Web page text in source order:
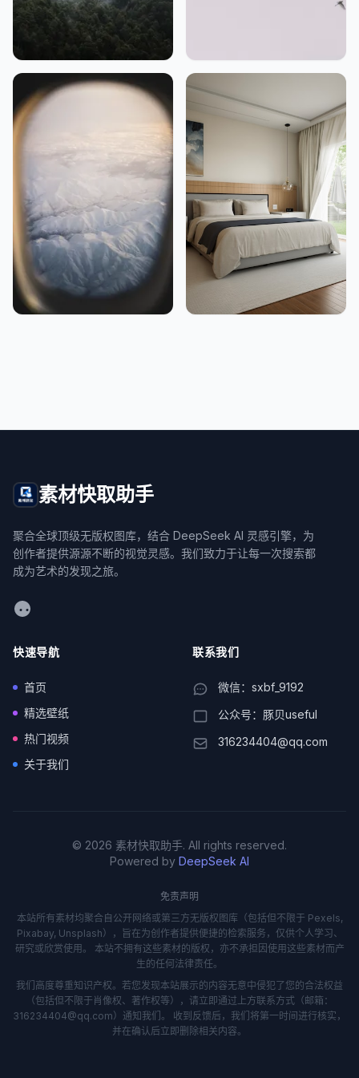
素材快取助手
聚合全球顶级无版权图库，结合 DeepSeek AI 灵感引擎，为
创作者提供源源不断的视觉灵感。我们致力于让每一次搜索都
成为艺术的发现之旅。
WeChat
快速导航
首页
精选壁纸
热门视频
关于我们
联系我们
微信：sxbf_9192
公众号：豚贝useful
316234404@qq.com
© 2026 素材快取助手. All rights reserved.
Powered by DeepSeek AI
免责声明
本站所有素材均聚合自公开网络或第三方无版权图库（包括但不限于 Pexels,
Pixabay, Unsplash），旨在为创作者提供便捷的检索服务，仅供个人学习、
研究或欣赏使用。 本站不拥有这些素材的版权，亦不承担因使用这些素材而产
生的任何法律责任。
我们高度尊重知识产权。若您发现本站展示的内容无意中侵犯了您的合法权益
（包括但不限于肖像权、著作权等），请立即通过上方联系方式（邮箱：
316234404@qq.com）通知我们。 收到反馈后，我们将第一时间进行核实，
并在确认后立即删除相关内容。